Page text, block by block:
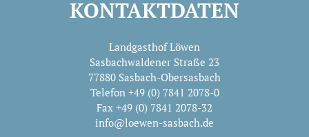
KONTAKTDATEN
Landgasthof Löwen
Sasbachwaldener Straße 23
77880 Sasbach-Obersasbach
Telefon +49 (0) 7841 2078-0
Fax +49 (0) 7841 2078-32
info@loewen-sasbach.de